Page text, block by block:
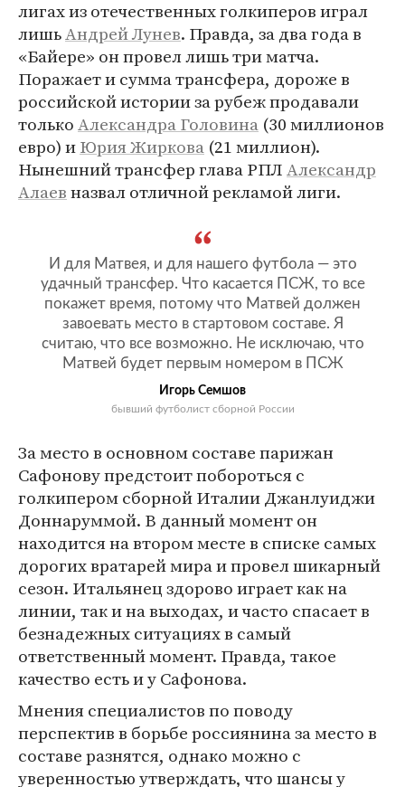
лигах из отечественных голкиперов играл
лишьАндрей Лунев. Правда, за два года в
«Байере» он провел лишь три матча.
Поражает и сумма трансфера, дороже в
российской истории за рубеж продавали
толькоАлександра Головина (30 миллионов
евро) иЮрия Жиркова (21 миллион).
Нынешний трансфер глава РПЛАлександр
Алаевназвал отличной рекламой лиги.
И для Матвея, и для нашего футбола — это
удачный трансфер. Что касается ПСЖ, то все
покажет время, потому что Матвей должен
завоевать место в стартовом составе. Я
считаю, что все возможно. Не исключаю, что
Матвей будет первым номером в ПСЖ
Игорь Семшов
бывший футболист сборной России
За место в основном составе парижан
Сафонову предстоит побороться с
голкипером сборной Италии Джанлуиджи
Доннаруммой. В данный момент он
находится на втором месте в списке самых
дорогих вратарей мира и провел шикарный
сезон. Итальянец здорово играет как на
линии, так и на выходах, и часто спасает в
безнадежных ситуациях в самый
ответственный момент. Правда, такое
качество есть и у Сафонова.
Мнения специалистов по поводу
перспектив в борьбе россиянина за место в
составе разнятся, однако можно с
уверенностью утверждать, что шансы у